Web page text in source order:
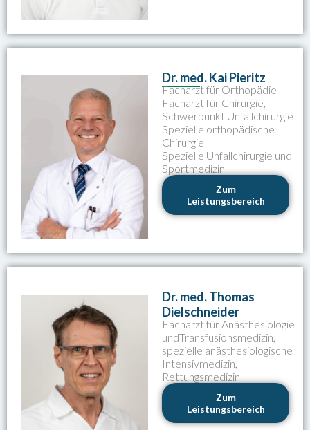
Dr. med. Kai Pieritz
Facharzt für Orthopädie
Facharzt für Chirurgie,
Schwerpunkt Unfallchirurgie
Spezielle orthopädische
Chirurgie
Spezielle Unfallchirurgie und
Sportmedizin
Zum
Leistungsbereich
Dr. med. Thomas
Dielschneider
Facharzt für Anästhesiologie
undTransfusionsmedizin,
spezielle anästhesiologische
Intensivmedizin,
Rettungsmedizin
Zum
Leistungsbereich